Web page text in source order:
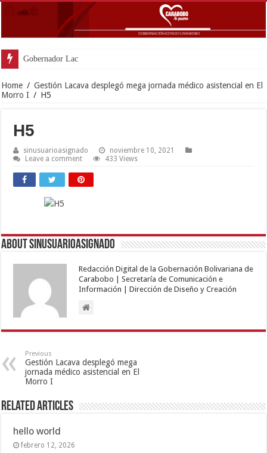
Gobernador Lacava anunció co
Home / Gestión Lacava desplegó mega jornada médico asistencial en El
Morro I / H5
H5
sinusuarioasignado
noviembre 10, 2021
Leave a comment
433 Views
About sinusuarioasignado
Redacción Digital de la Gobernación Bolivariana de
Carabobo | Secretaría de Comunicación e
Información | Dirección de Diseño y Creación
Previous
Gestión Lacava desplegó mega
jornada médico asistencial en El
Morro I
Related Articles
hello world
febrero 12, 2026